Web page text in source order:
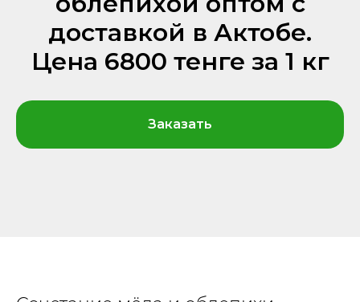
доставкой в Актобе.
Цена 6800 тенге за 1 кг
Заказать